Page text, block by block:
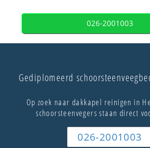
026-2001003
Gediplomeerd
Op zoek naar dakkapel reinigen in
schoorsteenvegers staan direct
026-2001003